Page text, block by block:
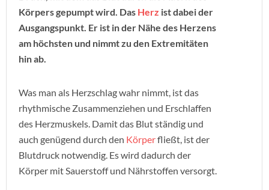
Körpers gepumpt wird. Das Herz ist dabei der
Ausgangspunkt. Er ist in der Nähe des Herzens
am höchsten und nimmt zu den Extremitäten
hin ab.
Was man als Herzschlag wahr nimmt, ist das
rhythmische Zusammenziehen und Erschlaffen
des Herzmuskels. Damit das Blut ständig und
auch genügend durch den Körperfließt, ist der
Blutdruck notwendig. Es wird dadurch der
Körper mit Sauerstoff und Nährstoffen versorgt.